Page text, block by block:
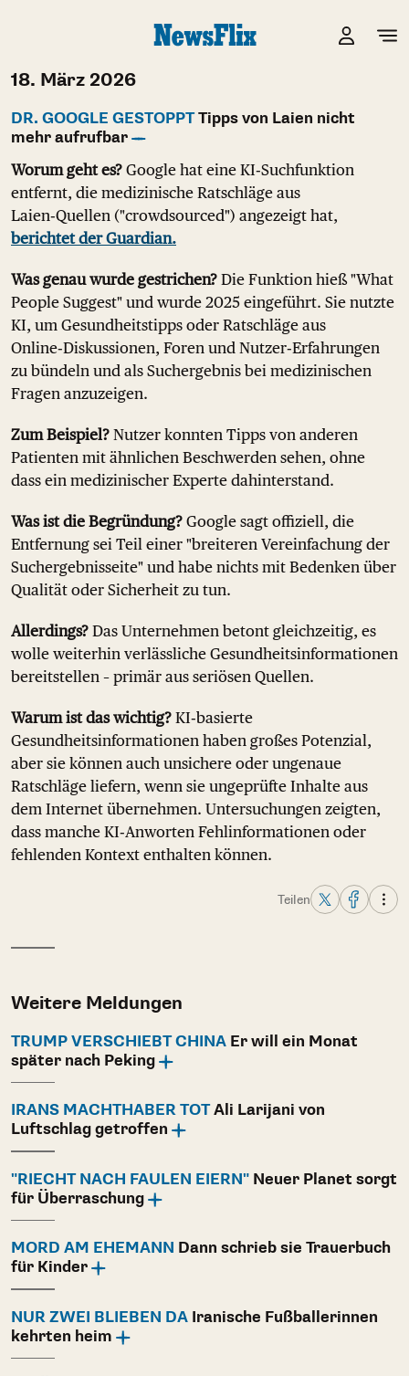
18. März 2026
DR. GOOGLE GESTOPPTTipps von Laien nicht
mehr aufrufbar
Worum geht es? Google hat eine KI‑Suchfunktion
entfernt, die medizinische Ratschläge aus
Laien‑Quellen ("crowdsourced") angezeigt hat,
berichtet der Guardian.
Was genau wurde gestrichen? Die Funktion hieß "What
People Suggest" und wurde 2025 eingeführt. Sie nutzte
KI, um Gesundheitstipps oder Ratschläge aus
Online‑Diskussionen, Foren und Nutzer‑Erfahrungen
zu bündeln und als Suchergebnis bei medizinischen
Fragen anzuzeigen.
Zum Beispiel? Nutzer konnten Tipps von anderen
Patienten mit ähnlichen Beschwerden sehen, ohne
dass ein medizinischer Experte dahinterstand.
Was ist die Begründung? Google sagt offiziell, die
Entfernung sei Teil einer "breiteren Vereinfachung der
Suchergebnisseite" und habe nichts mit Bedenken über
Qualität oder Sicherheit zu tun.
Allerdings? Das Unternehmen betont gleichzeitig, es
wolle weiterhin verlässliche Gesundheitsinformationen
bereitstellen – primär aus seriösen Quellen.
Warum ist das wichtig? KI‑basierte
Gesundheitsinformationen haben großes Potenzial,
aber sie können auch unsichere oder ungenaue
Ratschläge liefern, wenn sie ungeprüfte Inhalte aus
dem Internet übernehmen. Untersuchungen zeigten,
dass manche KI‑Anworten Fehlinformationen oder
fehlenden Kontext enthalten können.
Teilen
Weitere Meldungen
TRUMP VERSCHIEBT CHINA Er will ein Monat
später nach Peking
IRANS MACHTHABER TOTAli Larijani von
Luftschlag getroffen
"RIECHT NACH FAULEN EIERN" Neuer Planet sorgt
für Überraschung
MORD AM EHEMANN Dann schrieb sie Trauerbuch
für Kinder
NUR ZWEI BLIEBEN DA Iranische Fußballerinnen
kehrten heim